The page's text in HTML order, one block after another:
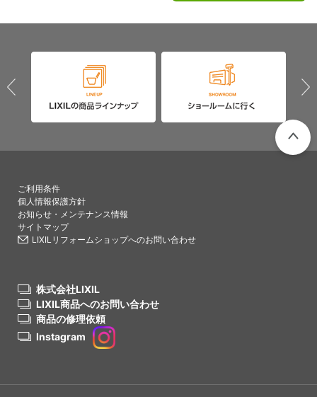
ご利用条件
個人情報保護方針
お知らせ・メンテナンス情報
サイトマップ
LIXILリフォームショップへのお問い合わせ
株式会社LIXIL
LIXIL商品へのお問い合わせ
商品の修理依頼
Instagram